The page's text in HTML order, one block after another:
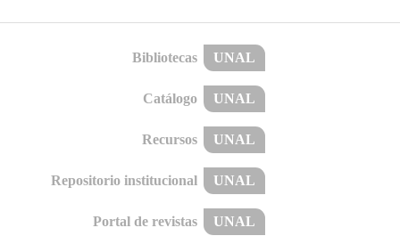
Bibliotecas UNAL
Catálogo UNAL
Recursos UNAL
Repositorio institucional UNAL
Portal de revistas UNAL